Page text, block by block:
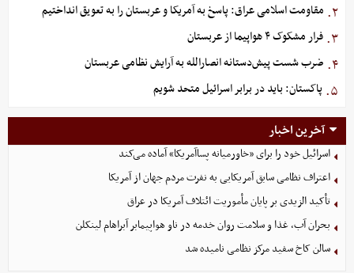
۲. مقاومت اسلامی عراق: پاسخ به آمریکا و عربستان را به تعویق انداختیم
۳. فرار مشکوک ۴ هواپیما از عربستان
۴. ضرب شست پیش‌دستانه انصارالله به آرایش نظامی عربستان
۵. پاکستان: باید در برابر اسرائیل متحد شویم
آخرین اخبار
اسرائیل خود را برای «خاورمیانه پساآمریکا» آماده می‌کند
اعتراف نظامی سابق آمریکایی به نفرت مردم جهان از آمریکا
تأکید الزیدی بر پایان مأموریت ائتلاف آمریکا در عراق
بحران آب، غذا و سلامت روان خدمه در ناو هواپیمابر آبراهام لینکلن
سالن کاخ سفید مرکز نظامی نامیده شد